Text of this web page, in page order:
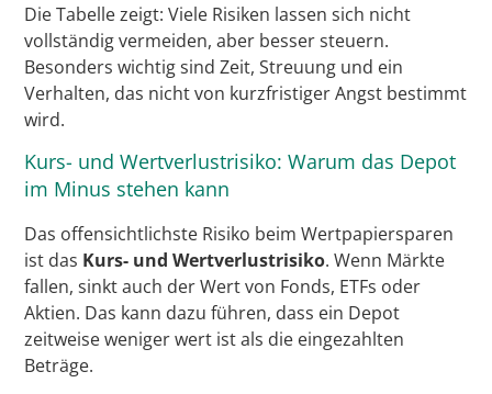
Die Tabelle zeigt: Viele Risiken lassen sich nicht
vollständig vermeiden, aber besser steuern.
Besonders wichtig sind Zeit, Streuung und ein
Verhalten, das nicht von kurzfristiger Angst bestimmt
wird.
Kurs- und Wertverlustrisiko: Warum das Depot
im Minus stehen kann
Das offensichtlichste Risiko beim Wertpapiersparen
ist das Kurs- und Wertverlustrisiko. Wenn Märkte
fallen, sinkt auch der Wert von Fonds, ETFs oder
Aktien. Das kann dazu führen, dass ein Depot
zeitweise weniger wert ist als die eingezahlten
Beträge.